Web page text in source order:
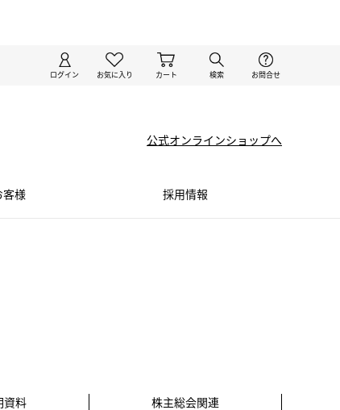
ログイン お気に入り カート 検索 お問合せ
公式オンラインショップへ
客様 採⽤情報
資料 株主総会関連